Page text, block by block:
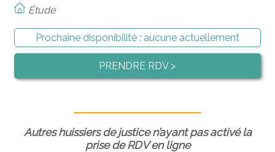
Étude
Prochaine disponibilité : aucune actuellement
PRENDRE RDV >
Autres huissiers de justice n’ayant pas activé la
prise de RDV en ligne